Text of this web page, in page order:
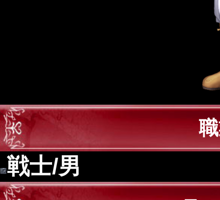
戦士/男